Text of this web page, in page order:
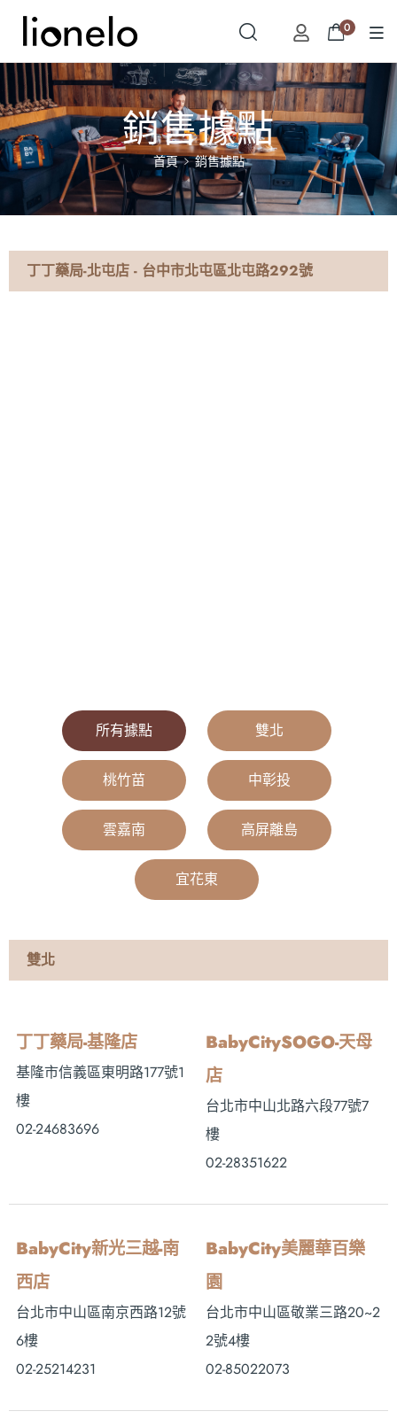
0
銷售據點
首頁 銷售據點
丁丁藥局-北屯店 - 台中市北屯區北屯路292號
所有據點 雙北
桃竹苗 中彰投
雲嘉南 高屏離島
宜花東
雙北
丁丁藥局-基隆店
基隆市信義區東明路177號1
樓
02-24683696
BabyCitySOGO-天母
店
台北市中山北路六段77號7
樓
02-28351622
BabyCity新光三越-南
西店
台北市中山區南京西路12號
6樓
02-25214231
BabyCity美麗華百樂
園
台北市中山區敬業三路20~2
2號4樓
02-85022073